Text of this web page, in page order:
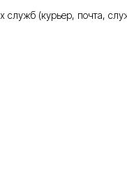
(курьер, почта,